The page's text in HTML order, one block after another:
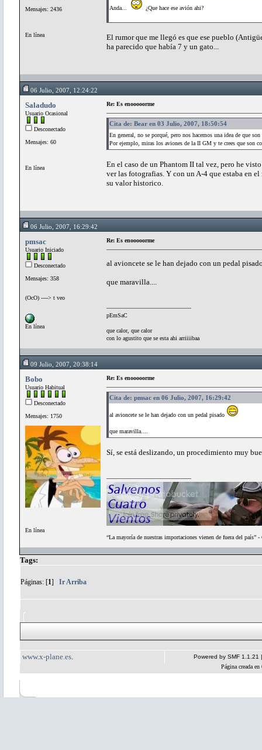
Mensajes: 2436
En línea
Anda... ¿Que hace ese avión ahi?
El rumor que me llegó es que ese pueblo
ha parecido que había 7 y un gato...
06 Julio, 2007, 12:24:22
Saladudo
Usuario Ocasional
Desconectado
Mensajes: 60
En línea
Re: Es enooooorme
Cita de: Bear en 03 Julio, 2007, 18:50:54
En general, no se porqué, pero nos hacemos una idea de que
Por ejemplo, miras los aviones de la II GM y te crees que son
En el caso de un Phantom II tal vez, pero he
ver las fotografias. Y con un A-4 que estaba en
su valor historico.
06 Julio, 2007, 16:29:42
pmsac
Usuario Iniciado
Desconectado
Mensajes: 358
(OcO) ----> t veo
En línea
Re: Es enooooorme
al avioncete se le han dejado con un pedal
que maravilla....
pEmSaC
que calor, que calor
con lo agustito que se esta ahi arriiiibaa
09 Julio, 2007, 20:38:14
Bobo
Usuario Habitual
Desconectado
Mensajes: 1750
En línea
Re: Es enooooorme
Cita de: pmsac en 06 Julio, 2007, 16:29:42
al avioncete se le han dejado con un pedal pisado
que maravilla....
Sí, se está deslizando, un procedimiento muy
“La mayoría de nuestras importaciones vienen de fuera del país” -
Tags:
Páginas: [1] Ir Arriba
www.x-plane.es Powered by SMF 1.1.21
Página creada